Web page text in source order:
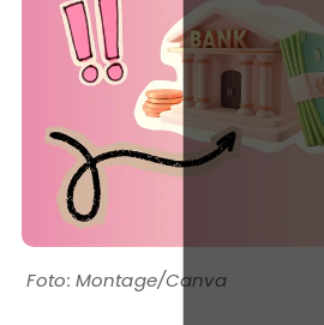
Montage/Canva